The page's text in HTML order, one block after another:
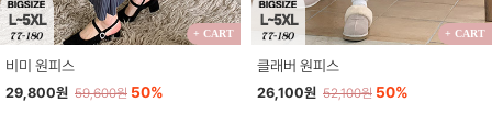
+ CART
비미 원피스
29,800원 59,600원 50%
+ CART
클래버 원피스
26,100원 52,100원 50%